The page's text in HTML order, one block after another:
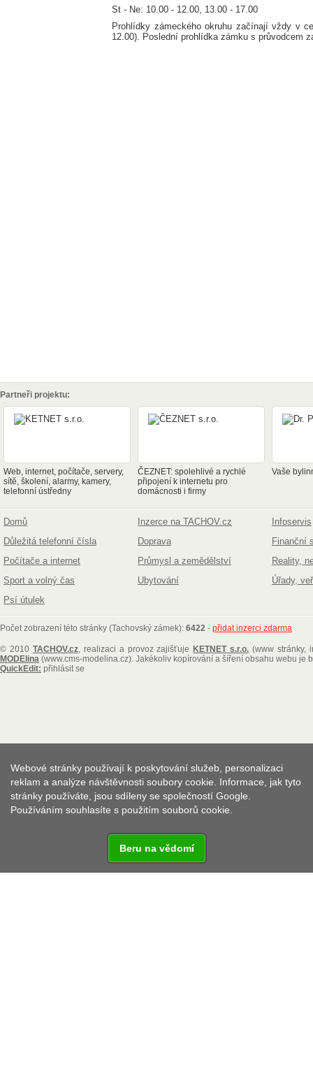
St - Ne: 10.00 - 12.00, 13.00 - 17.00
Prohlídky zámeckého okruhu začínají vždy v
12.00). Poslední prohlídka zámku s průvodcem
Partneři projektu:
Web, internet, počítače, servery,
sítě, školení, alarmy, kamery,
telefonní ústředny
ČEZNET: spolehlivé a rychlé
připojení k internetu pro
domácnosti i firmy
Vaše
Domů Inzerce na TACHOV.cz
Infoservis
Důležitá telefonní čísla
Doprava
Finanční
Počítače a internet
Průmysl a zemědělství
Reality,
Sport a volný čas
Ubytování
Úřady,
Psí útulek
Počet zobrazení této stránky (Tachovský zámek): 6422 - přidat inzerci zdarma
© 2010 TACHOV.cz, realizaci a provoz zajišťuje KETNET s.r.o. (www stránky,
MODElina (www.cms-modelina.cz). Jakékoliv kopírování a šíření obsahu webu je
QuickEdit: přihlásit se
Webové stránky používají k poskytování služeb, personalizaci
reklam a analýze návštěvnosti soubory cookie. Informace, jak tyto
stránky používáte, jsou sdíleny se společností Google.
Používáním souhlasíte s použitím souborů cookie.
Beru na vědomí